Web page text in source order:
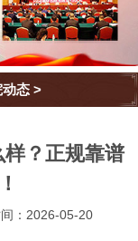
动态 >
？正规靠谱
：2026-05-20